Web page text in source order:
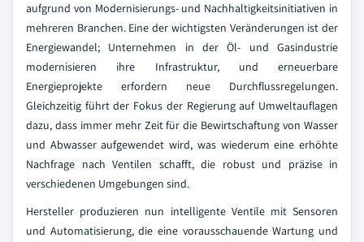
aufgrund von Modernisierungs- und Nachhaltigkeitsinitiativen in
mehreren Branchen. Eine der wichtigsten Veränderungen ist der
Energiewandel; Unternehmen in der Öl- und Gasindustrie
modernisieren ihre Infrastruktur, und erneuerbare
Energieprojekte erfordern neue Durchflussregelungen.
Gleichzeitig führt der Fokus der Regierung auf Umweltauflagen
dazu, dass immer mehr Zeit für die Bewirtschaftung von Wasser
und Abwasser aufgewendet wird, was wiederum eine erhöhte
Nachfrage nach Ventilen schafft, die robust und präzise in
verschiedenen Umgebungen sind.
Hersteller produzieren nun intelligente Ventile mit Sensoren
und Automatisierung, die eine vorausschauende Wartung und